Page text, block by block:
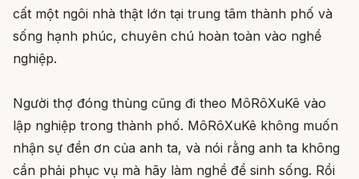
cất một ngôi nhà thật lớn tại trung tâm thành phố và
sống hạnh phúc, chuyên chú hoàn toàn vào nghề
nghiệp.
Người thợ đóng thùng cũng đi theo MôRôXuKê vào
lập nghiệp trong thành phố. MôRôXuKê không muốn
nhận sự đền ơn của anh ta, và nói rằng anh ta không
cần phải phục vụ mà hãy làm nghề để sinh sống. Rồi